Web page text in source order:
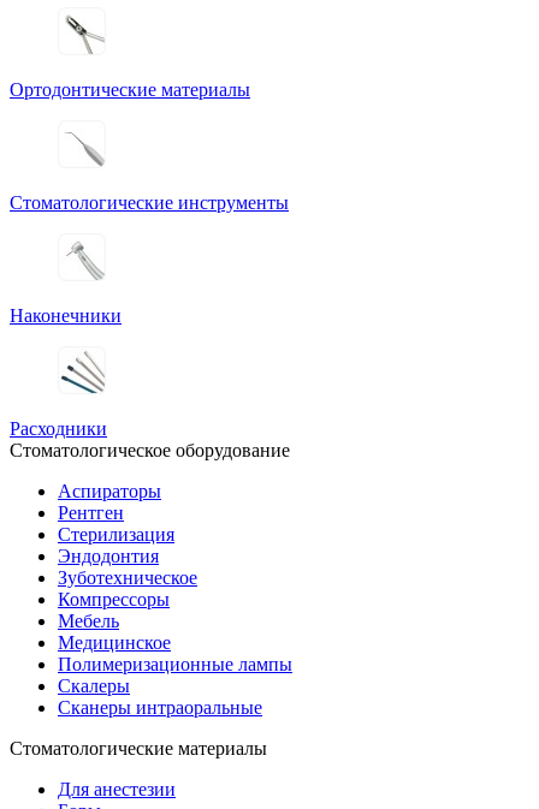
Ортодонтические материалы
Стоматологические инструменты
Наконечники
Расходники
Стоматологическое оборудование
Аспираторы
Рентген
Стерилизация
Эндодонтия
Зуботехническое
Компрессоры
Мебель
Медицинское
Полимеризационные лампы
Скалеры
Сканеры интраоральные
Стоматологические материалы
Для анестезии